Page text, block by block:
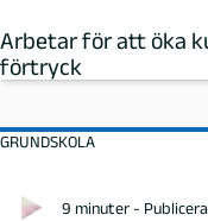
Arbetar för att öka
förtryck
GRUNDSKOLA
9 minuter -